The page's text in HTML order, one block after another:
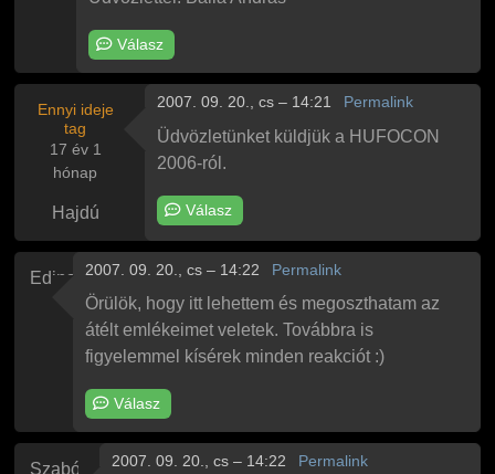
Válasz
Ennyi ideje
tag
17 év 1
hónap
Hajdú
2007. 09. 20., cs – 14:21 Permalink
Üdvözletünket küldjük a HUFOCON
2006-ról.
Válasz
Edina 2007. 09. 20., cs – 14:22 Permalink
Örülök, hogy itt lehettem és megoszthatam az
átélt emlékeimet veletek. Továbbra is
figyelemmel kísérek minden reakciót :)
Válasz
Szabó
2007. 09. 20., cs – 14:22 Permalink